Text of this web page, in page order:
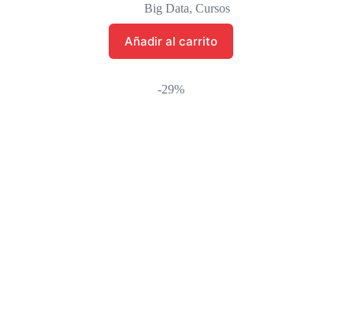
era:
$ 185.000.
es:
$ 131.985.
Big Data, Cursos
Añadir al carrito
-29%